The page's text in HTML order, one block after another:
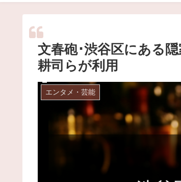
文春砲･渋谷区にある
耕司らが利用
エンタメ・芸能